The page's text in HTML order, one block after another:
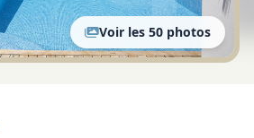
Voir les 50 photos